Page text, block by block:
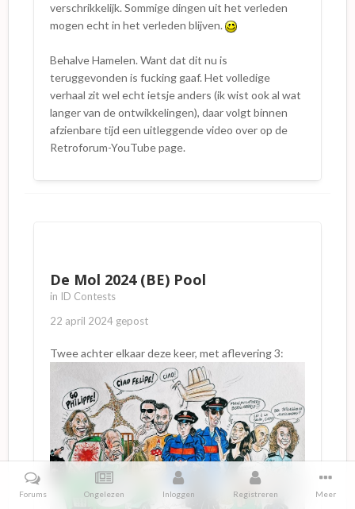
verschrikkelijk. Sommige dingen uit het verleden
mogen echt in het verleden blijven.
Behalve Hamelen. Want dat dit nu is
teruggevonden is fucking gaaf. Het volledige
verhaal zit wel echt ietsje anders (ik wist ook al wat
langer van de ontwikkelingen), daar volgt binnen
afzienbare tijd een uitleggende video over op de
Retroforum-YouTube page.
De Mol 2024 (BE) Pool
in ID Contests
22 april 2024 gepost
Twee achter elkaar deze keer, met aflevering 3:
Forums Ongelezen Inloggen Registreren Meer